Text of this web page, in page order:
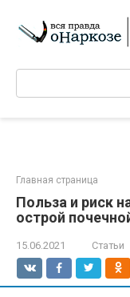
контенту
Поиск:
Главная страница
Польза и риск
острой
15.06.2021 Статьи